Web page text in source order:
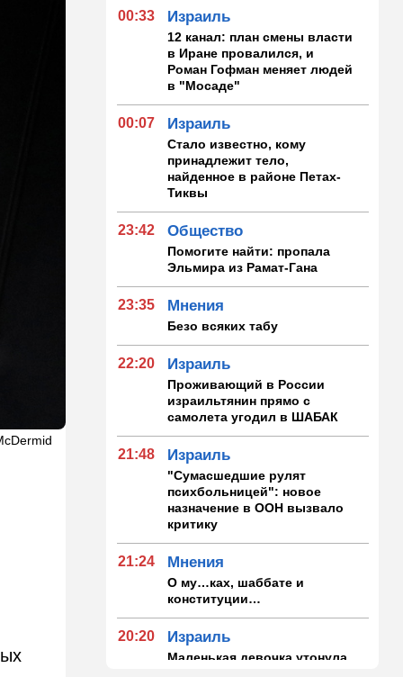
00:33 Израиль
12 канал: план смены власти
в Иране провалился, и
Роман Гофман меняет людей
в "Мосаде"
00:07 Израиль
Стало известно, кому
принадлежит тело,
найденное в районе Петах-
Тиквы
23:42 Общество
Помогите найти: пропала
Эльмира из Рамат-Гана
23:35 Мнения
Безо всяких табу
22:20 Израиль
Проживающий в России
израильтянин прямо с
самолета угодил в ШАБАК
21:48 Израиль
"Сумасшедшие рулят
психбольницей": новое
назначение в ООН вызвало
критику
21:24 Мнения
О му…ках, шаббате и
конституции…
20:20 Израиль
Маленькая девочка утонула